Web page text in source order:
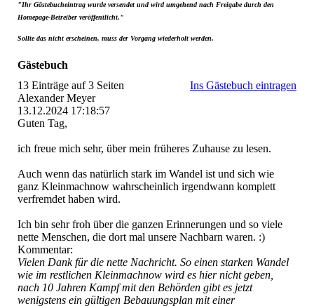
"Ihr Gästebucheintrag wurde versendet und wird umgehend nach Freigabe durch den
Homepage-Betreiber veröffentlicht."
Sollte das nicht erscheinen, muss der Vorgang wiederholt werden.
Gästebuch
13 Einträge auf 3 Seiten
Ins Gästebuch eintragen
Alexander Meyer
13.12.2024 17:18:57
Guten Tag,
ich freue mich sehr, über mein früheres Zuhause zu lesen.
Auch wenn das natürlich stark im Wandel ist und sich wie
ganz Kleinmachnow wahrscheinlich irgendwann komplett
verfremdet haben wird.
Ich bin sehr froh über die ganzen Erinnerungen und so viele
nette Menschen, die dort mal unsere Nachbarn waren. :)
Kommentar:
Vielen Dank für die nette Nachricht. So einen starken Wandel
wie im restlichen Kleinmachnow wird es hier nicht geben,
nach 10 Jahren Kampf mit den Behörden gibt es jetzt
wenigstens ein gültigen Bebauungsplan mit einer